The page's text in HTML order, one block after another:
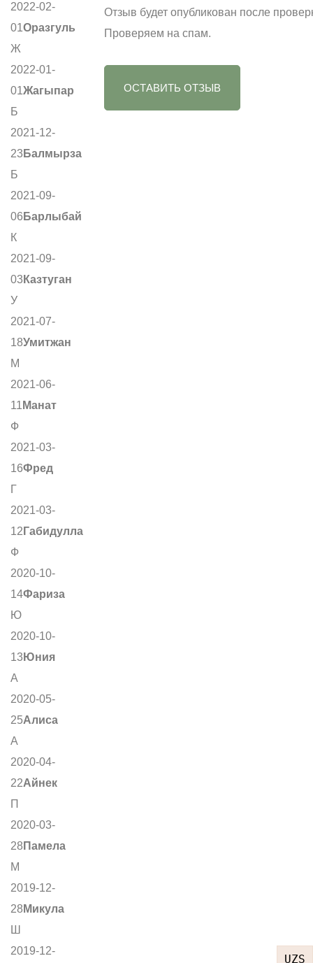
UZS
2022-02-
01Оразгуль
Ж
2022-01-
01Жагыпар
Б
2021-12-
23 Балмырза
Б
2021-09-
06 Барлыбай
К
2021-09-
03 Казтуган
У
2021-07-
18Умитжан
М
2021-06-
11 Манат
Ф
2021-03-
16Фред
Г
2021-03-
12 Габидулла
Ф
2020-10-
14Фариза
Ю
2020-10-
13 Юния
А
2020-05-
25Алиса
А
2020-04-
22Айнек
П
2020-03-
28 Памела
М
2019-12-
28 Микула
Ш
2019-12-
Отзыв будет опубликован после
Проверяем на спам.
ОСТАВИТЬ ОТЗЫВ